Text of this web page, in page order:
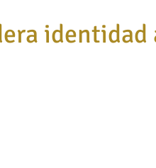
identidad